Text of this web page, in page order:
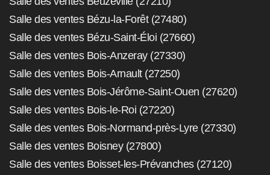
Salle des ventes Bézu-la-Forêt (27480)
Salle des ventes Bézu-Saint-Éloi (27660)
Salle des ventes Bois-Anzeray (27330)
Salle des ventes Bois-Arnault (27250)
Salle des ventes Bois-Jérôme-Saint-Ouen (27620)
Salle des ventes Bois-le-Roi (27220)
Salle des ventes Bois-Normand-près-Lyre (27330)
Salle des ventes Boisney (27800)
Salle des ventes Boisset-les-Prévanches (27120)